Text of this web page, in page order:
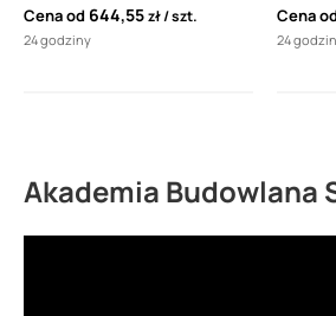
Cena od 644,55zł szt.
24 godziny
Cena
24
Akademia Budowlana